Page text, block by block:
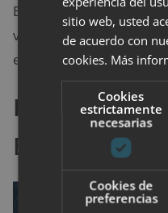
Este ejercicio es similar
vez de forzar hacia
el frontal.
Flexiones de
Bandas
sitio web, usted
de acuerdo con
cookies. Más
Cookies
estrictamente
necesarias
Cookies de
preferencias